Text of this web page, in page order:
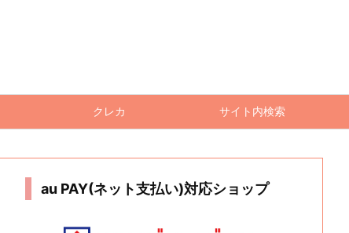
クレカ サイト内検索
au PAY(ネット支払い)対応ショップ